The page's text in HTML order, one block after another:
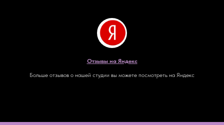
Отзывы на Яндекс
Больше отзывов о нашей студии вы можете посмотреть на Яндекс